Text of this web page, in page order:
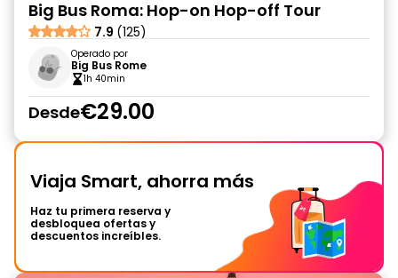
Big Bus Roma: Hop-on Hop-off Tour
7.9 (125)
Operado por
Big Bus Rome
1h 40min
Desde€29.00
Viaja Smart, ahorra más
Haz tu primera reserva y
desbloquea ofertas y
descuentos increíbles.